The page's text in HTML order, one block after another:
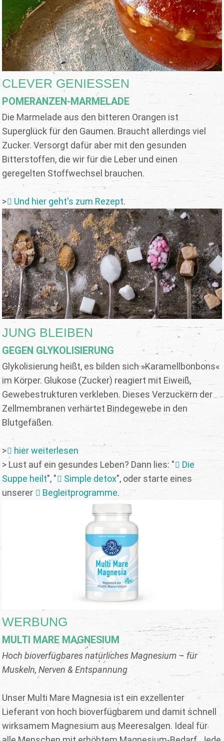
CLEVER GENIESSEN
POMERANZEN-MARMELADE
Die Marmelade aus den bitteren Orangen ist
Superglück für den Gaumen. Braucht allerdings viel
Zucker. Versorgt dafür aber mit den gesunden
Bitterstoffen, die wir für die Leber und einen
geregelten Stoffwechsel brauchen.
> Und hier geht's zum Rezept.
JUNG BLEIBEN
GEGEN GLYKOLISIERUNG
Glykolisierung heißt, es bilden sich »Karamellbonbons«
im Körper. Glukose (Zucker) reagiert mit Eiweiß,
Gewebestrukturen verkleben. Dieses Verzuckern der
Zellmembranen verhärtet Bindegewebe in den
Blutgefäßen.
>
hier weiterlesen
> Lust auf ein gesundes Leben? Dann lies: "
Die
Suppe heilt", " Simple detox", oder starte eines
unserer
Begleitprogramme.
WERBUNG
MULTI MARE MAGNESIUM
Hoch bioverfügbares natürliches Magnesium – für
Muskeln, Nerven & Entspannung
Unser Multi Mare Magnesia ist ein exzellenter
Lieferant von hoch bioverfügbarem und damit schnell
wirksamem Magnesium aus Meeresalgen. Ideal für